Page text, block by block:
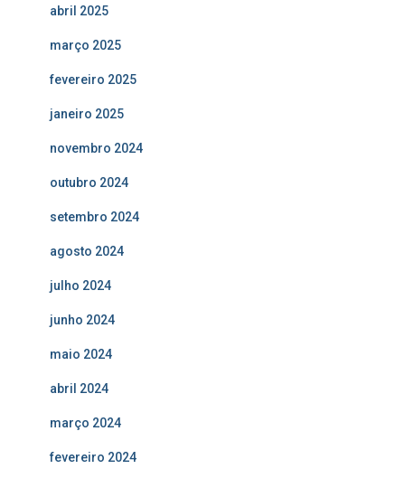
abril 2025
março 2025
fevereiro 2025
janeiro 2025
novembro 2024
outubro 2024
setembro 2024
agosto 2024
julho 2024
junho 2024
maio 2024
abril 2024
março 2024
fevereiro 2024